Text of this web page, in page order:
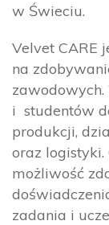
w Świeciu.
Velvet CARE
na
i studentów
produkcji,
oraz logistyki.
możliwość
zadania i